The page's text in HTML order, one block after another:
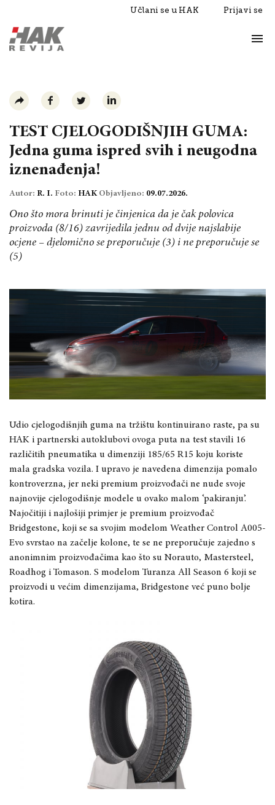
Učlani se u HAK Prijavi se
Razgovori
TEST CJELOGODIŠNJIH GUMA:
Jedna guma ispred svih i neugodna
iznenađenja!
Autor: R. I. Foto: HAK Objavljeno: 09.07.2026.
Ono što mora brinuti je činjenica da je čak polovica
proizvoda (8/16) zavrijedila jednu od dvije najslabije
ocjene – djelomično se preporučuje (3) i ne preporučuje se
(5)
Udio cjelogodišnjih guma na tržištu kontinuirano raste, pa su
HAK i partnerski autoklubovi ovoga puta na test stavili 16
različitih pneumatika u dimenziji 185/65 R15 koju koriste
mala gradska vozila. I upravo je navedena dimenzija pomalo
kontroverzna, jer neki premium proizvođači ne nude svoje
najnovije cjelogodišnje modele u ovako malom ‘pakiranju’.
Najočitiji i najlošiji primjer je premium proizvođač
Bridgestone, koji se sa svojim modelom Weather Control A005-
Evo svrstao na začelje kolone, te se ne preporučuje zajedno s
anonimnim proizvođačima kao što su Norauto, Mastersteel,
Roadhog i Tomason. S modelom Turanza All Season 6 koji se
proizvodi u većim dimenzijama, Bridgestone već puno bolje
kotira.